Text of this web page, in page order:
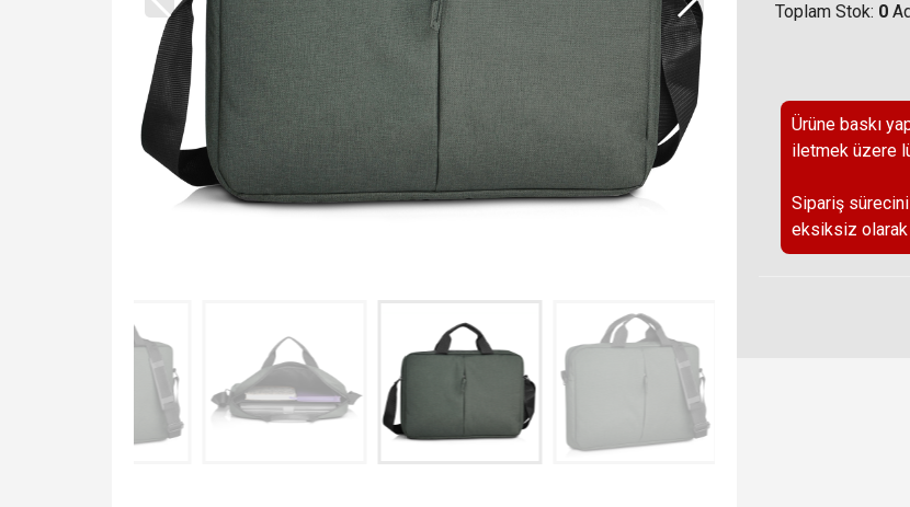
Toplam Stok: 0
Ürüne baskı
iletmek üzere
Sipariş
eksiksiz olarak